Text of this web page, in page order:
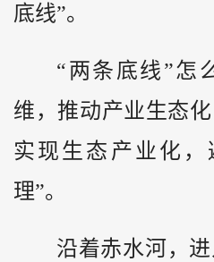
底线”。
“两条底线”怎
维，推动产业生态化
实现生态产业化
理”。
沿着赤水河，